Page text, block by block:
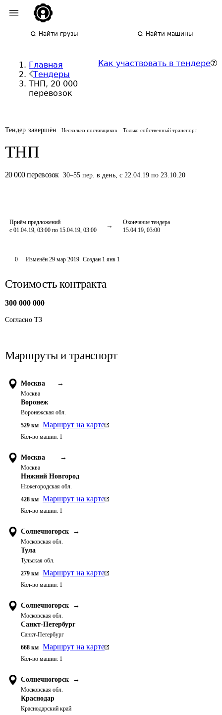
Найти грузы Найти машины
Главная
Тендеры
ТНП, 20 000
перевозок
Как участвовать в тендере
Тендер завершён Несколько поставщиков Только собственный транспорт
ТНП
20 000 перевозок 30–55 пер. в день, с 22.04.19 по 23.10.20
Приём предложений
с 01.04.19, 03:00 по 15.04.19, 03:00
Окончание тендера
15.04.19, 03:00
0 Изменён 29 мар 2019. Создан 1 янв 1
Стоимость контракта
300 000 000
Согласно ТЗ
Маршруты и транспорт
Москва →
Москва
Воронеж
Воронежская обл.
529 км Маршрут на карте
Кол-во машин: 1
Москва →
Москва
Нижний Новгород
Нижегородская обл.
428 км Маршрут на карте
Кол-во машин: 1
Солнечногорск →
Московская обл.
Тула
Тульская обл.
279 км Маршрут на карте
Кол-во машин: 1
Солнечногорск →
Московская обл.
Санкт-Петербург
Санкт-Петербург
668 км Маршрут на карте
Кол-во машин: 1
Солнечногорск →
Московская обл.
Краснодар
Краснодарский край